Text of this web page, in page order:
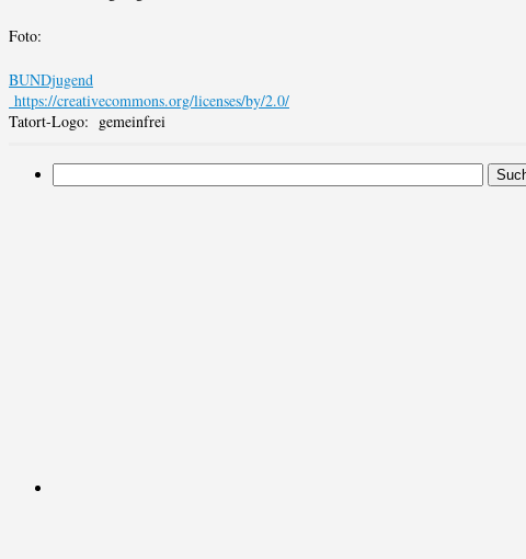
Foto:
BUNDjugend
https://creativecommons.org/licenses/by/2.0/
Tatort-Logo: gemeinfrei